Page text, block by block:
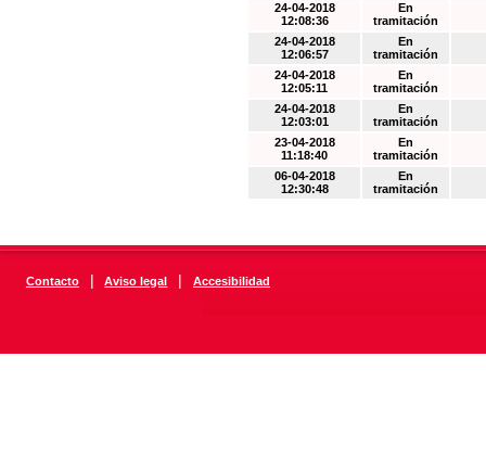
24-04-2018
12:08:36
En
tramitación
24-04-2018
12:06:57
En
tramitación
24-04-2018
12:05:11
En
tramitación
24-04-2018
12:03:01
En
tramitación
23-04-2018
11:18:40
En
tramitación
06-04-2018
12:30:48
En
tramitación
Contacto | Aviso legal | Accesibilidad